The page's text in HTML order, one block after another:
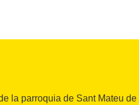
la parroquia de Sant Mateu de